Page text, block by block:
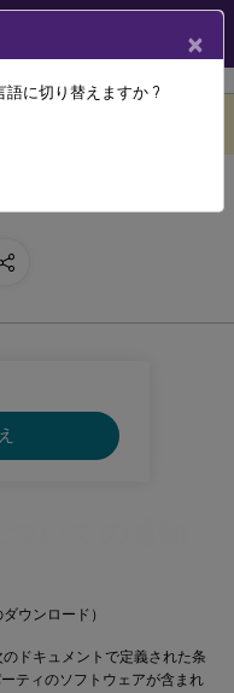
2311
ダウンロード）
ドキュメントで定義された条
ティのソフトウェアが含まれ
いての通知
×
に切り替えますか ?